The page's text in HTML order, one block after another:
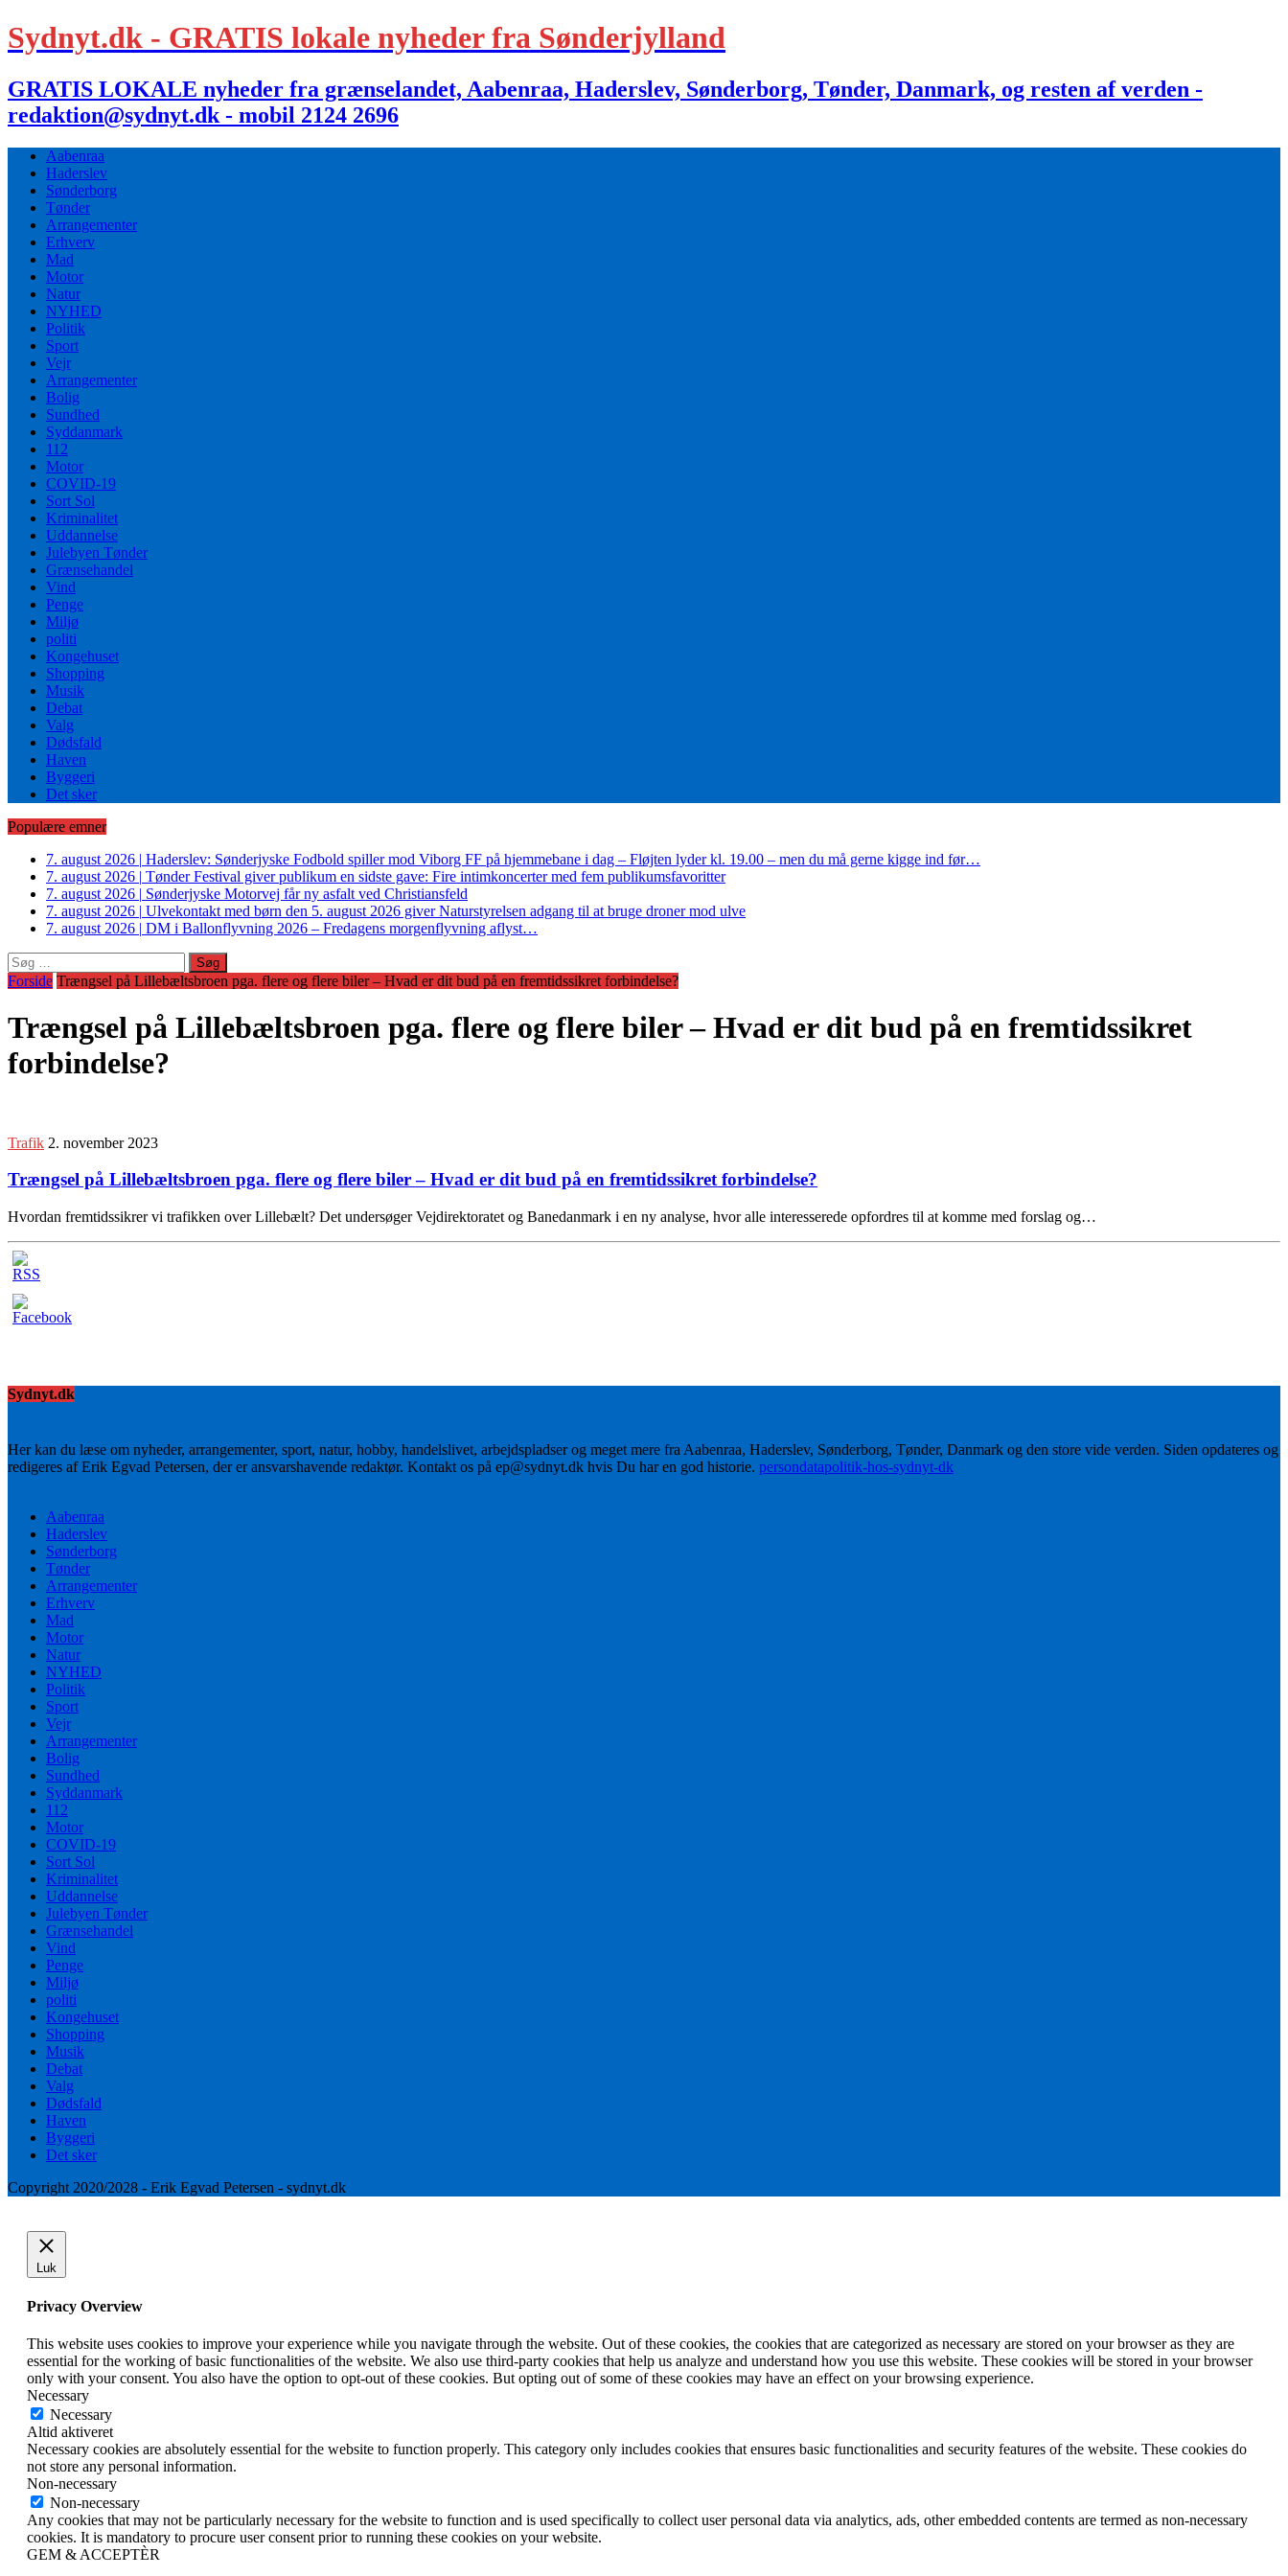
Sydnyt.dk - GRATIS lokale nyheder fra Sønderjylland
GRATIS LOKALE nyheder fra grænselandet, Aabenraa, Haderslev, Sønderborg, Tønder, Danmark, og resten af verden -
redaktion@sydnyt.dk - mobil 2124 2696
Aabenraa
Haderslev
Sønderborg
Tønder
Arrangementer
Erhverv
Mad
Motor
Natur
NYHED
Politik
Sport
Vejr
Arrangementer
Bolig
Sundhed
Syddanmark
112
Motor
COVID-19
Sort Sol
Kriminalitet
Uddannelse
Julebyen Tønder
Grænsehandel
Vind
Penge
Miljø
politi
Kongehuset
Shopping
Musik
Debat
Valg
Dødsfald
Haven
Byggeri
Det sker
Populære emner
7. august 2026 | Haderslev: Sønderjyske Fodbold spiller mod Viborg FF på hjemmebane i dag – Fløjten lyder kl. 19.00 – men du må gerne kigge ind før…
7. august 2026 | Tønder Festival giver publikum en sidste gave: Fire intimkoncerter med fem publikumsfavoritter
7. august 2026 | Sønderjyske Motorvej får ny asfalt ved Christiansfeld
7. august 2026 | Ulvekontakt med børn den 5. august 2026 giver Naturstyrelsen adgang til at bruge droner mod ulve
7. august 2026 | DM i Ballonflyvning 2026 – Fredagens morgenflyvning aflyst…
Søg
efter:
Forside Trængsel på Lillebæltsbroen pga. flere og flere biler – Hvad er dit bud på en fremtidssikret forbindelse?
Trængsel på Lillebæltsbroen pga. flere og flere biler – Hvad er dit bud på en fremtidssikret
forbindelse?
Trafik 2. november 2023
Trængsel på Lillebæltsbroen pga. flere og flere biler – Hvad er dit bud på en fremtidssikret forbindelse?
Hvordan fremtidssikrer vi trafikken over Lillebælt? Det undersøger Vejdirektoratet og Banedanmark i en ny analyse, hvor alle interesserede opfordres til at komme med forslag og…
Sydnyt.dk
Her kan du læse om nyheder, arrangementer, sport, natur, hobby, handelslivet, arbejdspladser og meget mere fra Aabenraa, Haderslev, Sønderborg, Tønder, Danmark og den store vide verden. Siden opdateres og
redigeres af Erik Egvad Petersen, der er ansvarshavende redaktør. Kontakt os på ep@sydnyt.dk hvis Du har en god historie. persondatapolitik-hos-sydnyt-dk
Aabenraa
Haderslev
Sønderborg
Tønder
Arrangementer
Erhverv
Mad
Motor
Natur
NYHED
Politik
Sport
Vejr
Arrangementer
Bolig
Sundhed
Syddanmark
112
Motor
COVID-19
Sort Sol
Kriminalitet
Uddannelse
Julebyen Tønder
Grænsehandel
Vind
Penge
Miljø
politi
Kongehuset
Shopping
Musik
Debat
Valg
Dødsfald
Haven
Byggeri
Det sker
Copyright 2020/2028 - Erik Egvad Petersen - sydnyt.dk
Luk
Privacy Overview
This website uses cookies to improve your experience while you navigate through the website. Out of these cookies, the cookies that are categorized as necessary are stored on your browser as they are
essential for the working of basic functionalities of the website. We also use third-party cookies that help us analyze and understand how you use this website. These cookies will be stored in your browser
only with your consent. You also have the option to opt-out of these cookies. But opting out of some of these cookies may have an effect on your browsing experience.
Necessary
Necessary
Altid aktiveret
Necessary cookies are absolutely essential for the website to function properly. This category only includes cookies that ensures basic functionalities and security features of the website. These cookies do
not store any personal information.
Non-necessary
Non-necessary
Any cookies that may not be particularly necessary for the website to function and is used specifically to collect user personal data via analytics, ads, other embedded contents are termed as non-necessary
cookies. It is mandatory to procure user consent prior to running these cookies on your website.
GEM & ACCEPTÈR